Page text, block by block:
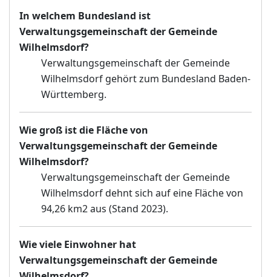
In welchem Bundesland ist
Verwaltungsgemeinschaft der Gemeinde
Wilhelmsdorf?
Verwaltungsgemeinschaft der Gemeinde
Wilhelmsdorf gehört zum Bundesland Baden-
Württemberg.
Wie groß ist die Fläche von
Verwaltungsgemeinschaft der Gemeinde
Wilhelmsdorf?
Verwaltungsgemeinschaft der Gemeinde
Wilhelmsdorf dehnt sich auf eine Fläche von
94,26 km2 aus (Stand 2023).
Wie viele Einwohner hat
Verwaltungsgemeinschaft der Gemeinde